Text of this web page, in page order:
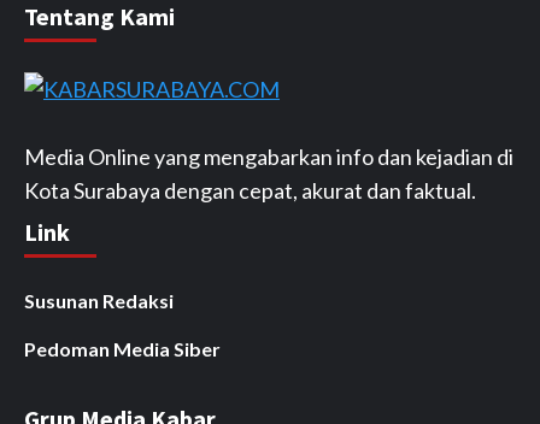
Tentang Kami
Media Online yang mengabarkan info dan kejadian di
Kota Surabaya dengan cepat, akurat dan faktual.
Link
Susunan Redaksi
Pedoman Media Siber